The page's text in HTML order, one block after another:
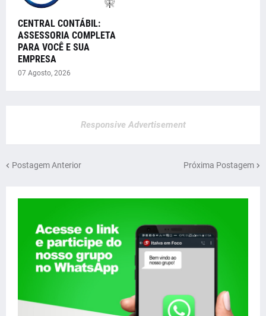
CENTRAL CONTÁBIL:
ASSESSORIA COMPLETA
PARA VOCÊ E SUA
EMPRESA
07 Agosto, 2026
Responsive Advertisement
Postagem Anterior Próxima Postagem